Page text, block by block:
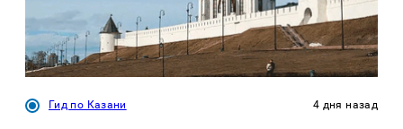
Гид по Казани 4 дня назад